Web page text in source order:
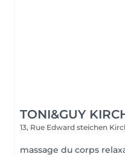
TONI&GUY
13, Rue Edward steichen
massage du corps